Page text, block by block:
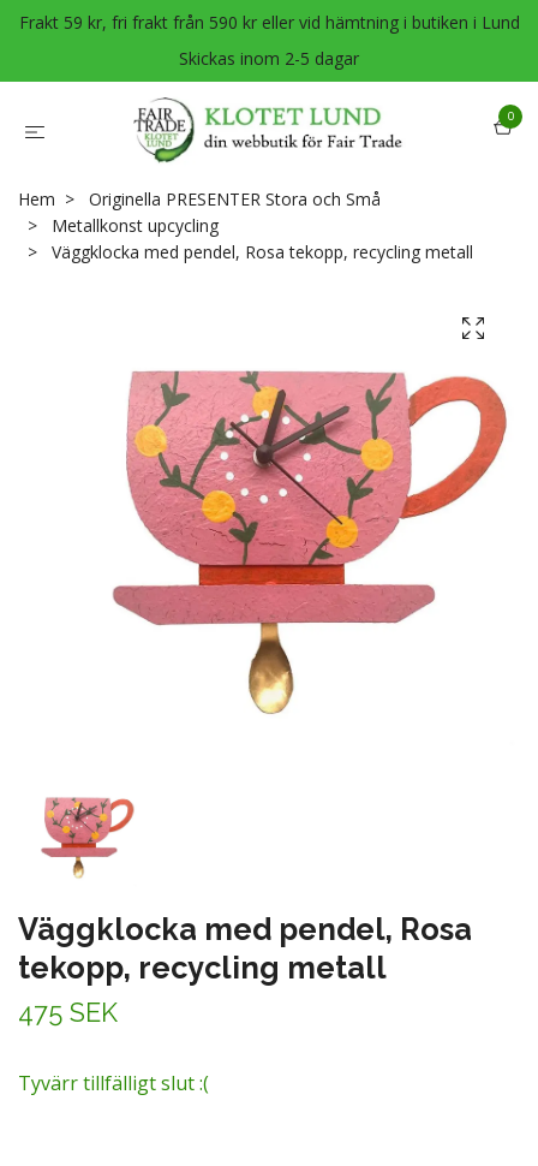
Frakt 59 kr, fri frakt från 590 kr eller vid hämtning i butiken i Lund
Skickas inom 2-5 dagar
0
Hem
Originella PRESENTER Stora och Små
Metallkonst upcycling
Väggklocka med pendel, Rosa tekopp, recycling metall
Väggklocka med pendel, Rosa
tekopp, recycling metall
475 SEK
Tyvärr tillfälligt slut :(